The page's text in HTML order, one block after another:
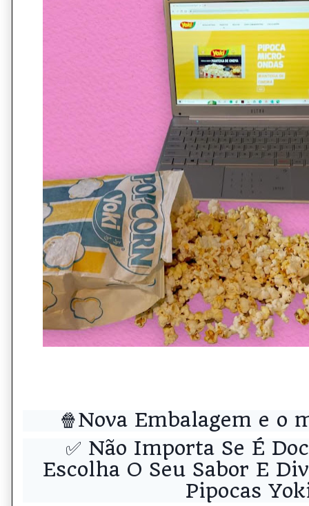
🍿Nova Embalagem e o
✅️ Não Importa Se É
Escolha O Seu Sabor E
Pipocas